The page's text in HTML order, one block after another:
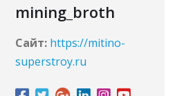
mining_broth
Сайт: https://mitino-
superstroy.ru